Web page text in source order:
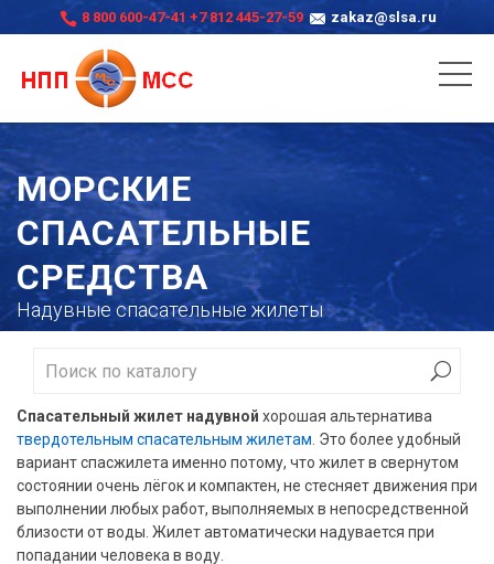
8 800 600-47-41 +7 812 445-27-59 zakaz@slsa.ru
МОРСКИЕ
СПАСАТЕЛЬНЫЕ
СРЕДСТВА
Надувные спасательные жилеты
Спасательный жилет надувной хорошая альтернатива
твердотельным спасательным жилетам . Это более удобный
вариант спасжилета именно потому, что жилет в свернутом
состоянии очень лёгок и компактен, не стесняет движения при
выполнении любых работ, выполняемых в непосредственной
близости от воды. Жилет автоматически надувается при
попадании человека в воду.